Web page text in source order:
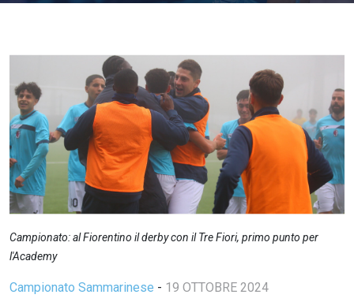
Campionato: al Fiorentino il derby con il Tre Fiori, primo punto per
l'Academy
Campionato Sammarinese - 19 OTTOBRE 2024